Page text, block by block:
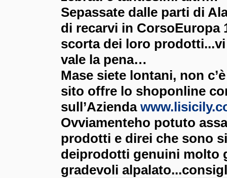
Sepassate dalle parti di
di recarvi in CorsoEuropa
scorta dei loro
vale la pena…
Mase siete lontani, non
sito offre lo shoponline
sull’Azienda
Ovviamenteho potuto
prodotti e direi che sono
deiprodotti genuini molto
gradevoli